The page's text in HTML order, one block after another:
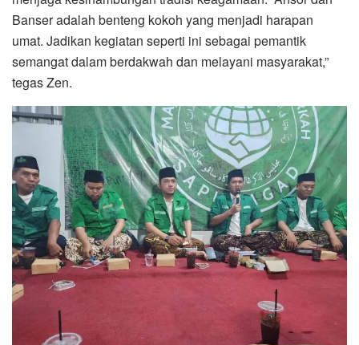
Banser adalah benteng kokoh yang menjadi harapan
umat. Jadikan kegiatan seperti ini sebagai pemantik
semangat dalam berdakwah dan melayani masyarakat,”
tegas Zen.